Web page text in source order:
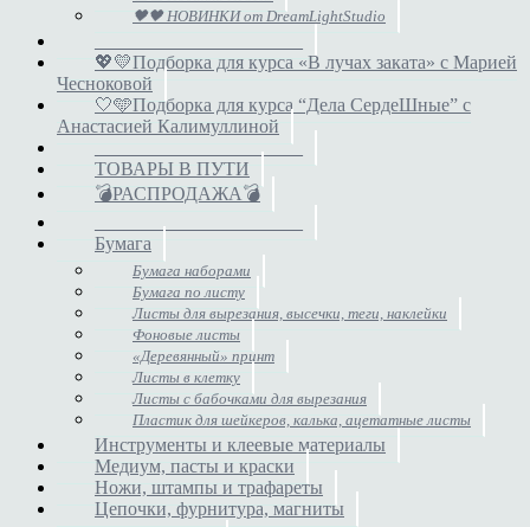
🖤🖤 НОВИНКИ от DreamLightStudio
💖💛Подборка для курса «В лучах заката» с Марией
Чесноковой
🤍🩵Подборка для курса “Дела СердеШные” с
Анастасией Калимуллиной
______________________
ТОВАРЫ В ПУТИ
💣РАСПРОДАЖА💣
______________________
Бумага
Бумага наборами
Бумага по листу
Листы для вырезания, высечки, теги, наклейки
Фоновые листы
«Деревянный» принт
Листы в клетку
Листы с бабочками для вырезания
Пластик для шейкеров, калька, ацетатные листы
Инструменты и клеевые материалы
Медиум, пасты и краски
Ножи, штампы и трафареты
Цепочки, фурнитура, магниты